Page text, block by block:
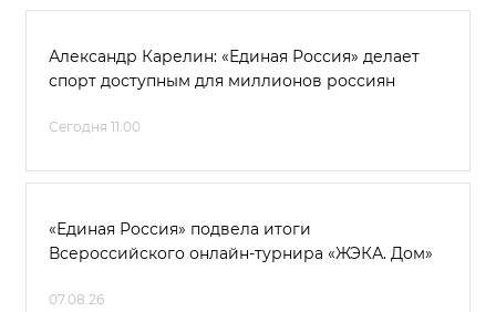
Александр Карелин: «Единая Россия» делает
спорт доступным для миллионов россиян
Сегодня 11:00
«Единая Россия» подвела итоги
Всероссийского онлайн-турнира «ЖЭКА. Дом»
07.08.26